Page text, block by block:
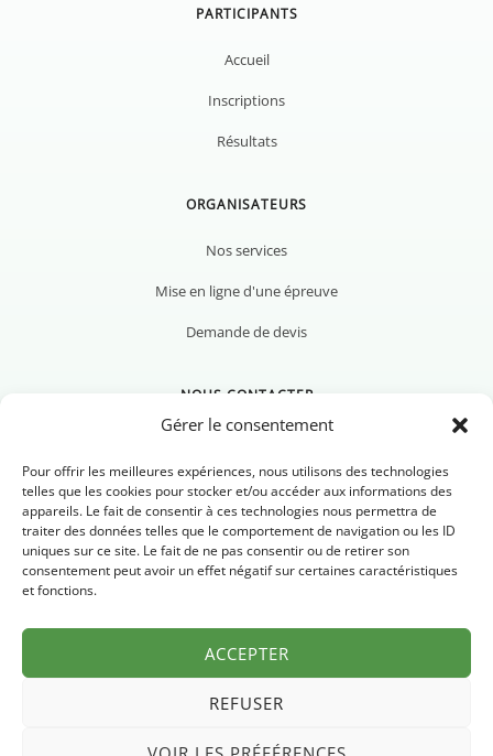
Gérer le consentement
Pour offrir les meilleures expériences, nous utilisons des technologies
telles que les cookies pour stocker et/ou accéder aux informations des
appareils. Le fait de consentir à ces technologies nous permettra de
traiter des données telles que le comportement de navigation ou les ID
uniques sur ce site. Le fait de ne pas consentir ou de retirer son
consentement peut avoir un effet négatif sur certaines caractéristiques
et fonctions.
ACCEPTER
REFUSER
PARTICIPANTS
Accueil
Inscriptions
Résultats
ORGANISATEURS
Nos services
Mise en ligne d'une épreuve
Demande de devis
NOUS CONTACTER
Nous contacter
Newsletter